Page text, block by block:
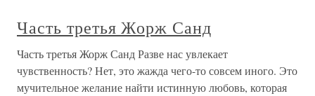
Часть третья Жорж Санд
Часть третья Жорж Санд Разве нас увлекает
чувственность? Нет, это жажда чего-то совсем иного. Это
мучительное желание найти истинную любовь, которая